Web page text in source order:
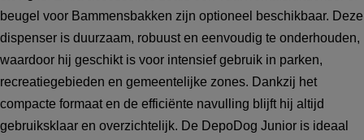
beugel voor Bammensbakken zijn optioneel beschikbaar. Deze
dispenser is duurzaam, robuust en eenvoudig te onderhouden,
waardoor hij geschikt is voor intensief gebruik in parken,
recreatiegebieden en gemeentelijke zones. Dankzij het
compacte formaat en de efficiënte navulling blijft hij altijd
gebruiksklaar en overzichtelijk. De DepoDog Junior is ideaal